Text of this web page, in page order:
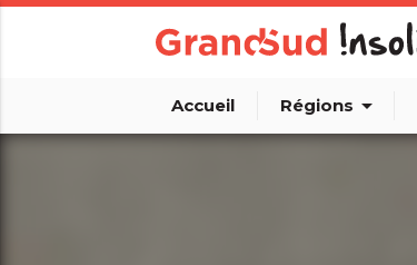
Accueil Régions arrow_drop_down